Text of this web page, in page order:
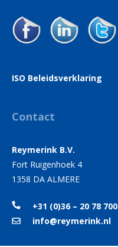
ISO Beleidsverklaring
Contact
Reymerink B.V.
Fort Ruigenhoek 4
1358 DA ALMERE
+31 (0)36 – 20 78 700
info@reymerink.nl